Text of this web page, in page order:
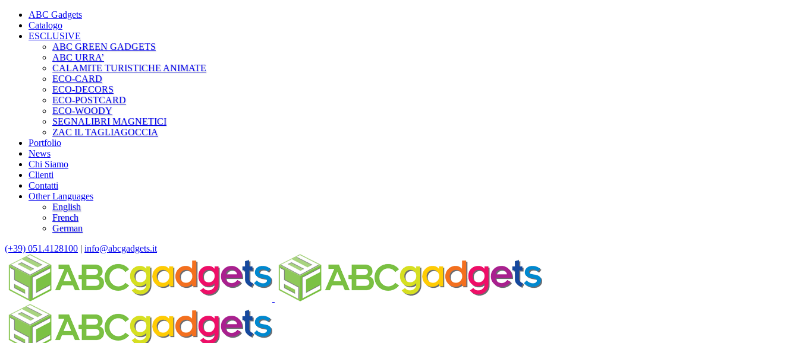
ABC Gadgets
Catalogo
ESCLUSIVE
ABC GREEN GADGETS
ABC URRA’
CALAMITE TURISTICHE ANIMATE
ECO-CARD
ECO-DECORS
ECO-POSTCARD
ECO-WOODY
SEGNALIBRI MAGNETICI
ZAC IL TAGLIAGOCCIA
Portfolio
News
Chi Siamo
Clienti
Contatti
Other Languages
English
French
German
(+39) 051.4128100 | info@abcgadgets.it